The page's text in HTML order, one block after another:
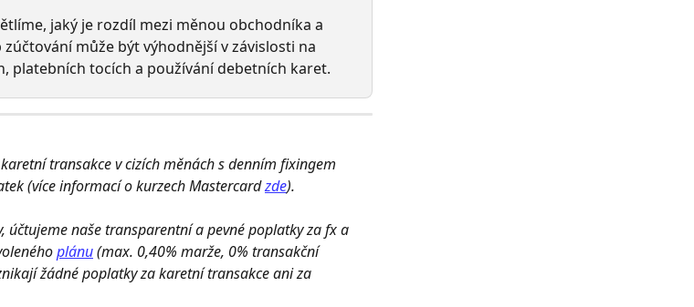
jaký je rozdíl mezi měnou obchodníka a
může být výhodnější v závislosti na
platebních tocích a používání debetních karet.
transakce v cizích měnách s denním fixingem
(více informací o kurzech Mastercard zde).
účtujeme naše transparentní a pevné poplatky za fx a
plánu (max. 0,40% marže, 0% transakční
žádné poplatky za karetní transakce ani za